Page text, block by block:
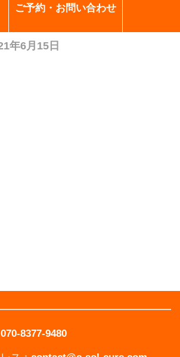
ご予約・お問い合わせ
年6月15日
070-8377-9480